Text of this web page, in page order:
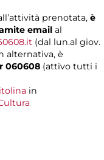
prenotata, è
email al
(dal lun.al giov.
alternativa, è
060608 (attivo tutti i
in